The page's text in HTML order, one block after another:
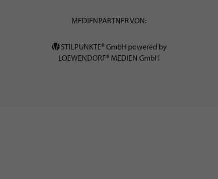
MEDIENPARTNER VON:
STILPUNKTE® GmbH powered by
LOEWENDORF® MEDIEN GmbH